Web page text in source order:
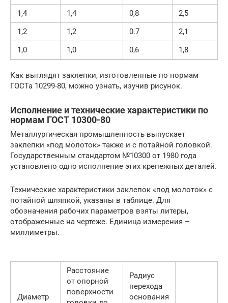
1,4
1,4 0,8
2,5
1,2
1,2 0.7
2,1
1,0
1,0 0,6 1,8
Как выглядят заклепки, изготовленные по нормам
ГОСТа 10299-80, можно узнать, изучив рисунок.
Исполнение и технические характеристики по
нормам ГОСТ 10300-80
Металлургическая промышленность выпускает
заклепки «под молоток» также и с потайной головкой.
Государственным стандартом №10300 от 1980 года
установлено одно исполнение этих крепежных деталей.
Технические характеристики заклепок «под молоток» с
потайной шляпкой, указаны в таблице. Для
обозначения рабочих параметров взяты литеры,
отображенные на чертеже. Единица измерения –
миллиметры.
Диаметр
Расстояние
от опорной
поверхности
Радиус
перехода
основания